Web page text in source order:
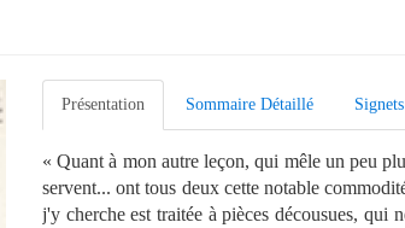
Présentation Sommaire Détaillé Signets
« Quant à mon autre leçon, qui mêle un peu
servent... ont tous deux cette notable
j'y cherche est traitée à pièces décousues, qui